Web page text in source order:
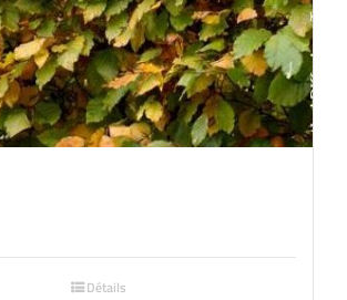
Détails